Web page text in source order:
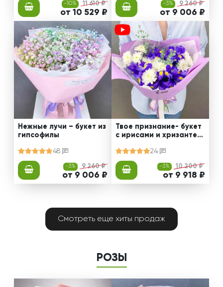
-10% 11 610 ₽
от 10 529 ₽
-3% 9 260 ₽
от 9 006 ₽
Нежные лучи – букет из
гипсофилы
48
-3% 9 260 ₽
от 9 006 ₽
Твое признание- букет
с ирисами и хризантем
24
-3% 10 200 ₽
от 9 918 ₽
Смотреть еще хиты продаж
РОЗЫ